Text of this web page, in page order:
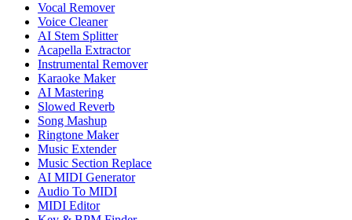
Vocal Remover
Voice Cleaner
AI Stem Splitter
Acapella Extractor
Instrumental Remover
Karaoke Maker
AI Mastering
Slowed Reverb
Song Mashup
Ringtone Maker
Music Extender
Music Section Replace
AI MIDI Generator
Audio To MIDI
MIDI Editor